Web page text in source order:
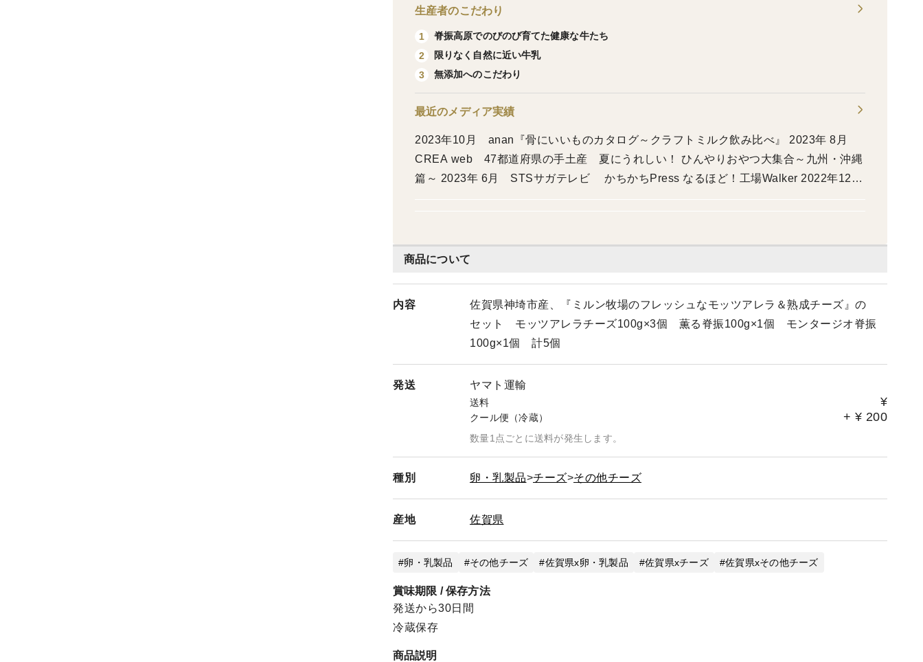
商品について
内容
佐賀県神埼市産、『ミルン牧場のフレッシュなモッツアレラ＆熟成チーズ』の
セット モッツアレラチーズ100g×3個 薫る脊振100g×1個 モンタージオ脊振
100g×1個 計5個
発送 ヤマト運輸
送料 ¥
クール便（冷蔵） + ¥ 200
数量1点ごとに送料が発生します。
種別 卵・乳製品 チーズ その他チーズ
産地 佐賀県
卵・乳製品 その他チーズ 佐賀県x卵・乳製品 佐賀県xチーズ 佐賀県xその他チーズ
賞味期限 / 保存方法
発送から30日間
冷蔵保存
商品説明
生産者のこだわり
1
脊振高原でのびのび育てた健康な牛たち
2
限りなく自然に近い牛乳
3
無添加へのこだわり
最近のメディア実績
2023年10月 anan『骨にいいものカタログ～クラフトミルク飲み比べ』 2023年 8月
CREA web 47都道府県の手土産 夏にうれしい！ ひんやりおやつ大集合～九州・沖縄
篇～ 2023年 6月 STSサガテレビ かちかちPress なるほど！工場Walker 2022年12